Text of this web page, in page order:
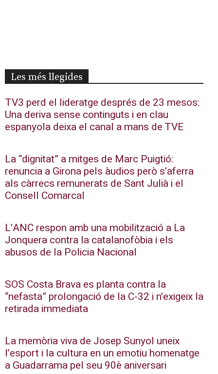
Les més llegides
TV3 perd el lideratge després de 23 mesos:
Una deriva sense continguts i en clau
espanyola deixa el canal a mans de TVE
La “dignitat” a mitges de Marc Puigtió:
renuncia a Girona pels àudios però s’aferra
als càrrecs remunerats de Sant Julià i el
Consell Comarcal
L’ANC respon amb una mobilització a La
Jonquera contra la catalanofòbia i els
abusos de la Policia Nacional
SOS Costa Brava es planta contra la
“nefasta” prolongació de la C-32 i n’exigeix la
retirada immediata
La memòria viva de Josep Sunyol uneix
l’esport i la cultura en un emotiu homenatge
a Guadarrama pel seu 90è aniversari